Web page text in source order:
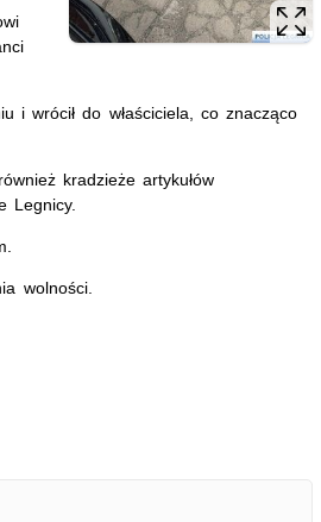
i wrócił do właściciela, co znacząco
kradzieże artykułów
Legnicy.
wolności.